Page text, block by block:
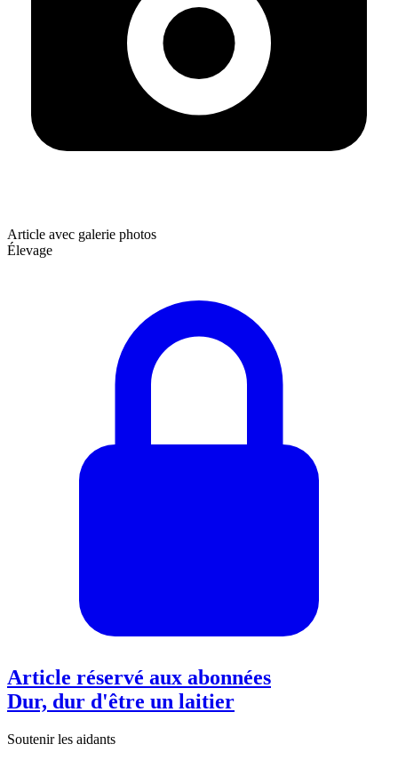
Article avec galerie photos
Élevage
Article réservé aux abonnées
Dur, dur d'être un laitier
Soutenir les aidants